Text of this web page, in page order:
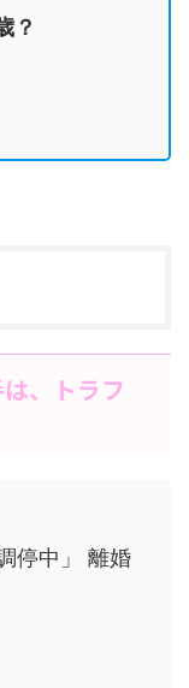
？
、トラフ
停中」 離婚